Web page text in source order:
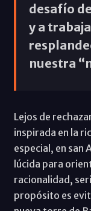
desafío
y a
nuestra
Lejos de
inspirada en la
especial, en san
lúcida para
racionalidad,
propósito es